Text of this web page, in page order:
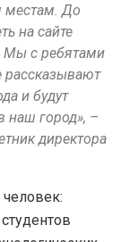
местам. До
на сайте
Мы с ребятами
рассказывают
и будут
наш город», –
директора